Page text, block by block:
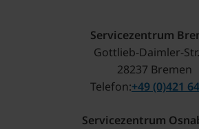
Servicezentrum
Gottlieb-Daimler-
28237 Bremen
Telefon +49 (0)421
Servicezentrum